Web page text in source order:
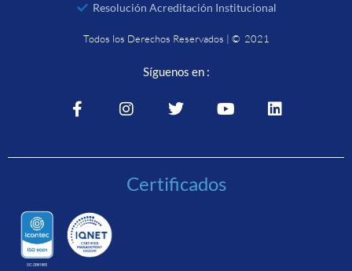
Resolución Acreditación Institucional
Todos los Derechos Reservados | © 2021
Síguenos en :
Certificados